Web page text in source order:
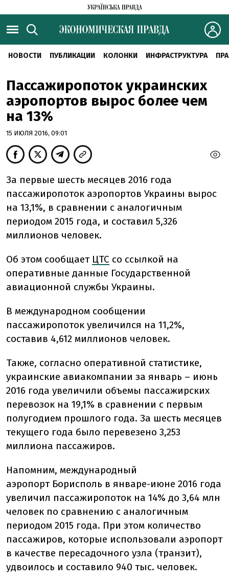
НОВОСТИ ПУБЛИКАЦИИ КОЛОНКИ ИНФРАСТРУКТУРА
Пассажиропоток украинских
аэропортов вырос более чем
на 13%
15 ИЮЛЯ 2016, 09:01
За первые шесть месяцев 2016 года
пассажиропоток аэропортов Украины вырос
на 13,1%, в сравнении с аналогичным
периодом 2015 года, и составил 5,326
миллионов человек.
Об этом сообщает ЦТС со ссылкой на
оперативные данные Государственной
авиационной службы Украины.
В международном сообщении
пассажиропоток увеличился на 11,2%,
составив 4,612 миллионов человек.
Также, согласно оперативной статистике,
украинские авиакомпании за январь – июнь
2016 года увеличили объемы пассажирских
перевозок на 19,1% в сравнении с первым
полугодием прошлого года. За шесть месяцев
текущего года было перевезено 3,253
миллиона пассажиров.
Напомним, международный
аэропорт Борисполь в январе-июне 2016 года
увеличил пассажиропоток на 14% до 3,64 млн
человек по сравнению с аналогичным
периодом 2015 года. При этом количество
пассажиров, которые использовали аэропорт
в качестве пересадочного узла (транзит),
удвоилось и составило 940 тыс. человек.